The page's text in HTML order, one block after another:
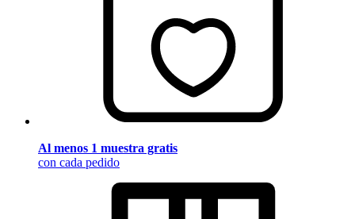
Al menos 1 muestra gratis
con cada pedido